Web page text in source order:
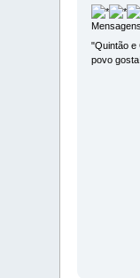
"Quintão e
povo